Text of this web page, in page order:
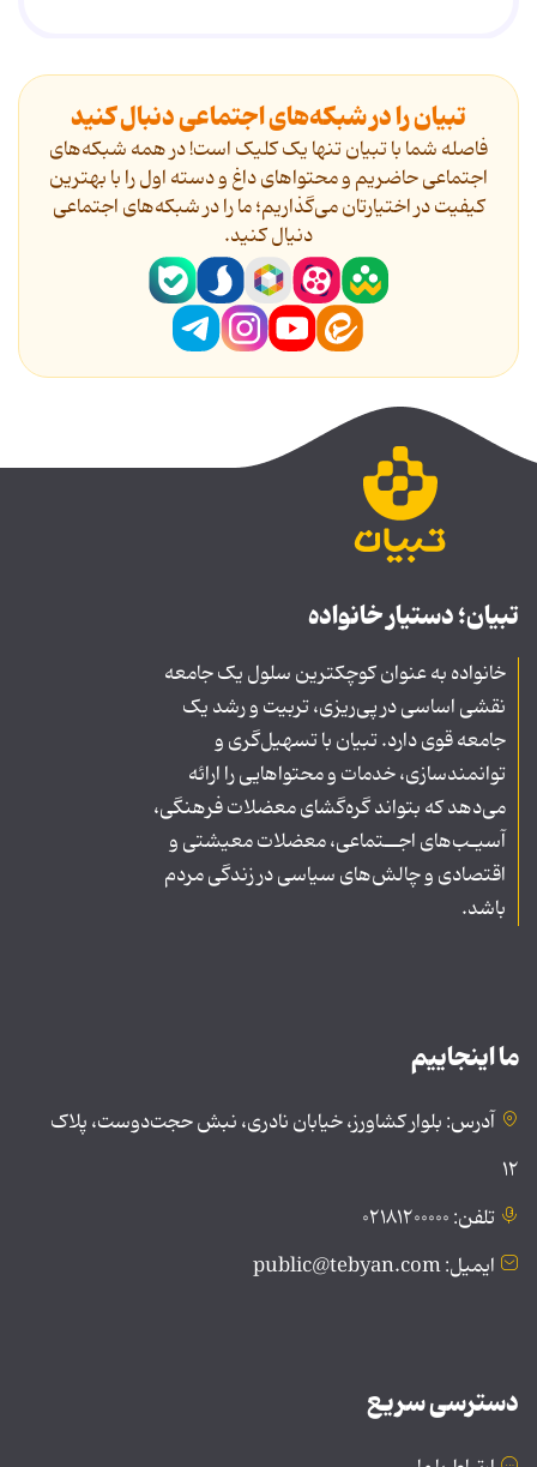
تبیان را در شبکه‌های اجتماعی دنبال کنید
فاصله شما با تبیان تنها یک کلیک است! در همه شبکه‌های
اجتماعی حاضریم و محتواهای داغ و دسته اول را با بهترین
کیفیت در اختیارتان می‌گذاریم؛ ما را در شبکه‌های اجتماعی
دنیال کنید.
تبیان؛ دستیار خانواده
خانواده به عنوان کوچکترین سلول یک جامعه
نقشی اساسی در پی‌ریزی، تربیت و رشد یک
جامعه قوی دارد. تبیان با تسهیل‌گری و
توانمندسازی، خدمات و محتواهایی را ارائه
می‌دهد که بتواند گره‌گشای معضلات فرهنگی،
آسیـب‌های اجــتماعی، معضلات معیشتی و
اقتصادی و چالش‌های سیاسی در زندگی مردم
باشد.
ما اینجاییم
آدرس: بلوار کشاورز، خیابان نادری، نبش حجت‌دوست، پلاک
۱۲
تلفن: ۰۲۱۸۱۲۰۰۰۰۰
ایمیل: public@tebyan.com
دسترسی سریع